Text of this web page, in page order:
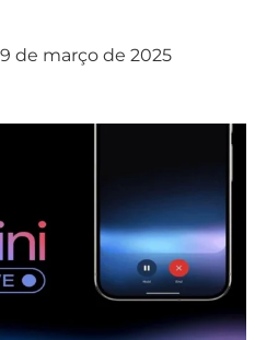
de março de 2025